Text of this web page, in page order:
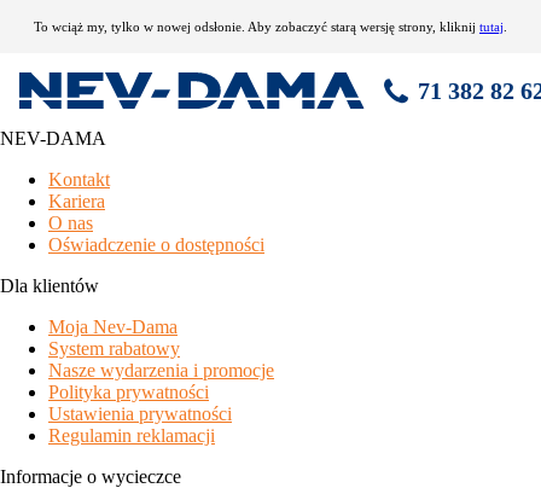
To wciąż my, tylko w nowej odsłonie. Aby zobaczyć starą wersję strony, kliknij tutaj
71 382 82
NEV-DAMA
Kontakt
Kariera
O nas
Oświadczenie o dostępności
Dla klientów
Moja Nev-Dama
System rabatowy
Nasze wydarzenia i promocje
Polityka prywatności
Ustawienia prywatności
Regulamin reklamacji
Informacje o wycieczce